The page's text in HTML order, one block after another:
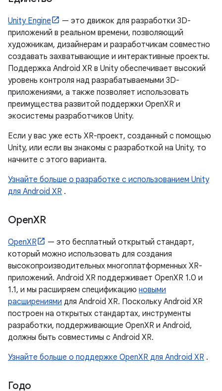
Unity Engine
— это движок для разработки 3D-
приложений в реальном времени, позволяющий
художникам, дизайнерам и разработчикам совместно
создавать захватывающие и интерактивные проекты.
Поддержка Android XR в Unity обеспечивает высокий
уровень контроля над разрабатываемыми 3D-
приложениями, а также позволяет использовать
преимущества развитой поддержки OpenXR и
экосистемы разработчиков Unity.
Если у вас уже есть XR-проект, созданный с помощью
Unity, или если вы знакомы с разработкой на Unity, то
начните с этого варианта.
Узнайте больше о разработке с использованием Unity
для Android XR .
OpenXR
OpenXR
— это бесплатный открытый стандарт,
который можно использовать для создания
высокопроизводительных многоплатформенных XR-
приложений. Android XR поддерживает OpenXR 1.0 и
1.1, и мы расширяем спецификацию новыми
расширениями для Android XR. Поскольку Android XR
построен на открытых стандартах, инструменты
разработки, поддерживающие OpenXR и Android,
должны быть совместимы с Android XR.
Узнайте больше о поддержке OpenXR для Android XR .
Годо